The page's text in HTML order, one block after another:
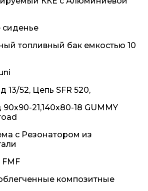
сиденье
топливный бак емкостью 10
13/52, Цепь SFR 520,
21,140х80-18 GUMMY
с Резонатором из
FMF
композитные